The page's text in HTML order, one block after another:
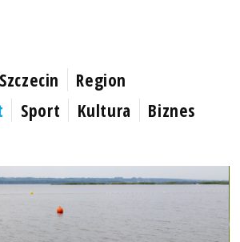
Szczecin
Region
Sport Kultura
Biznes